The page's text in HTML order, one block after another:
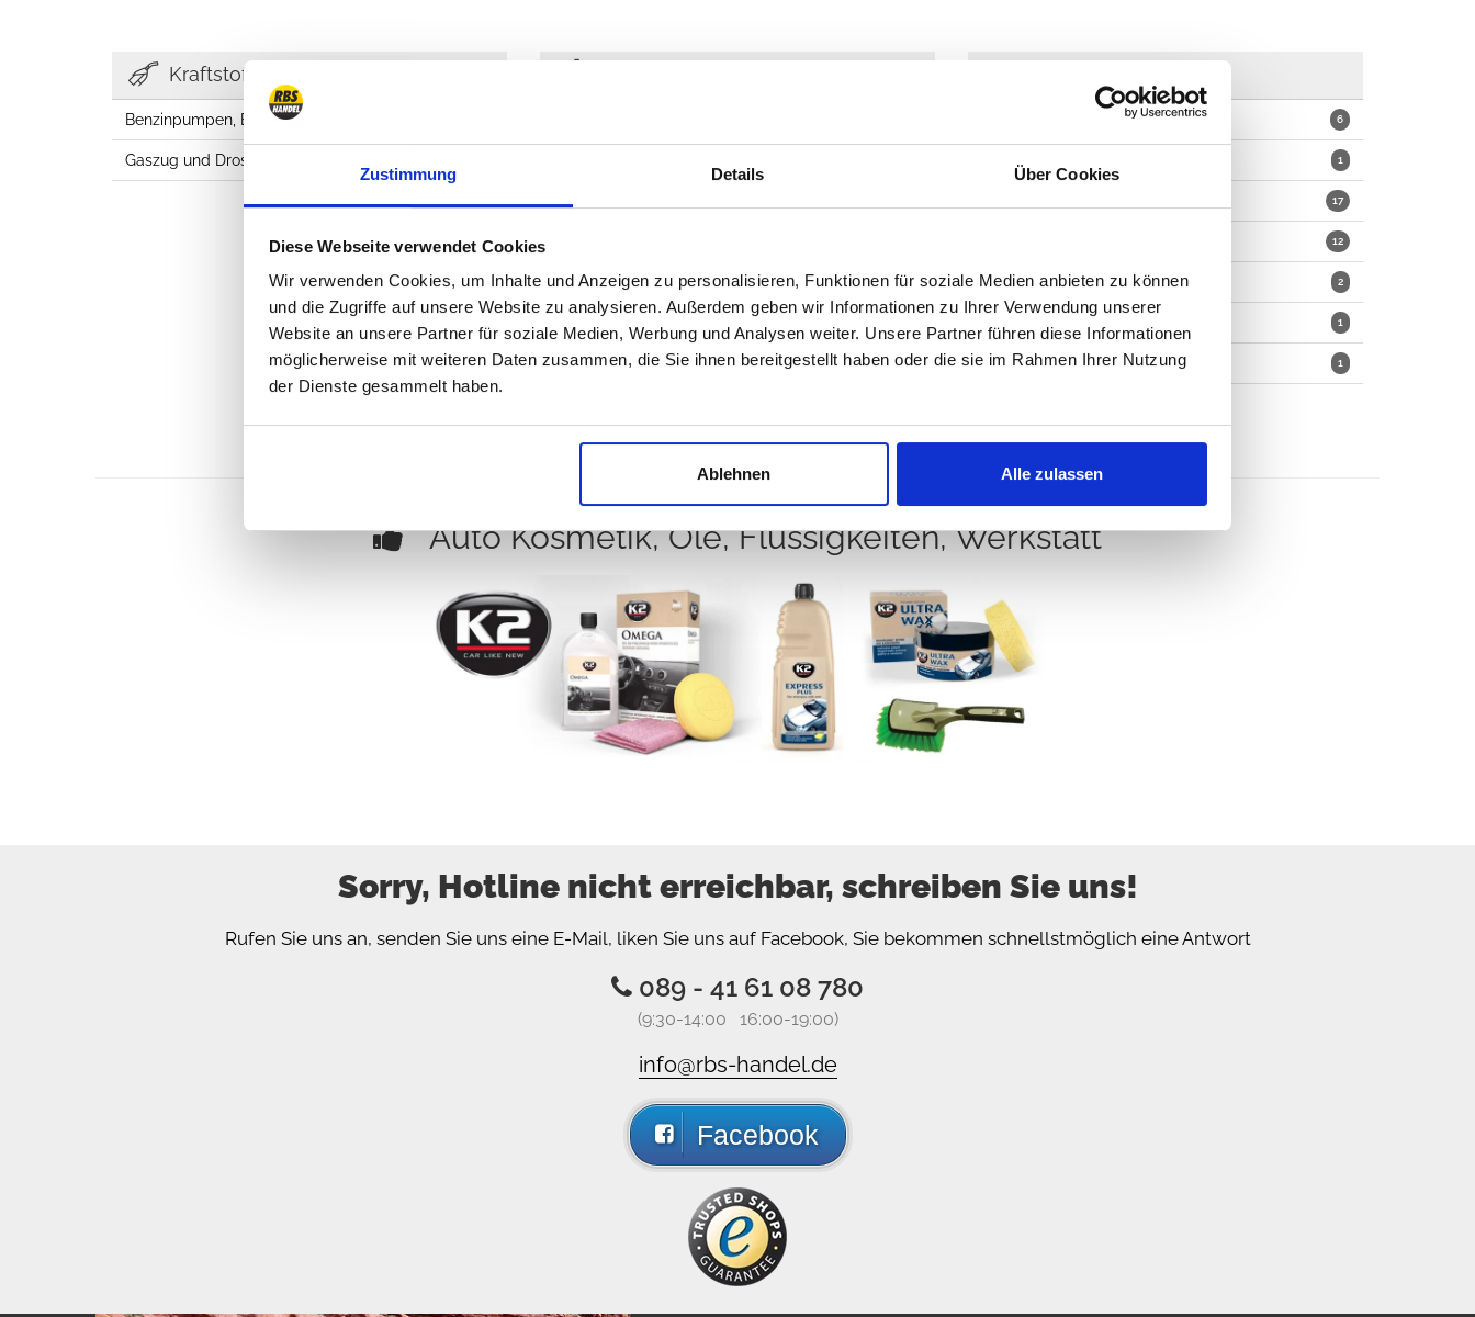
Zustimmung Details Über Cookies
Diese Webseite verwendet Cookies
Wir verwenden Cookies, um Inhalte und Anzeigen zu personalisieren, Funktionen für soziale Medien anbieten zu können
und die Zugriffe auf unsere Website zu analysieren. Außerdem geben wir Informationen zu Ihrer Verwendung unserer
Website an unsere Partner für soziale Medien, Werbung und Analysen weiter. Unsere Partner führen diese Informationen
möglicherweise mit weiteren Daten zusammen, die Sie ihnen bereitgestellt haben oder die sie im Rahmen Ihrer Nutzung
der Dienste gesammelt haben.
Ablehnen Alle zulassen
Kraftstoffanlage
Benzinpumpen, Einzpritzanlagen, etc.
Gaszug und Drosselklappe
6
1
17
12
2
DANA 20
1
1
Flüssigkeiten
Auto Kosmetik, Öle, Flüssigkeiten, Werkstatt
Sorry, Hotline nicht erreichbar, schreiben Sie uns!
Rufen Sie uns an, senden Sie uns eine E-Mail, liken Sie uns auf Facebook, Sie bekommen schnellstmöglich eine Antwort
089 - 41 61 08 780
(9:30-14:00 16:00-19:00)
info@rbs-handel.de
Facebook